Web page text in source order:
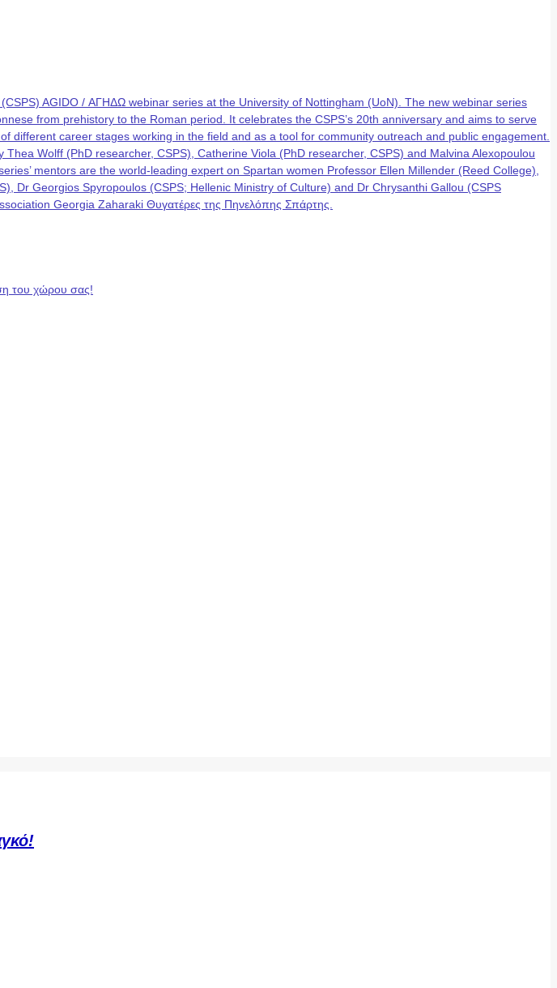
AGIDO / ΑΓΗΔΩ webinar series at the University of Nottingham (UoN). The new webinar series
from prehistory to the Roman period. It celebrates the CSPS’s 20th anniversary and aims to serve
different career stages working in the field and as a tool for community outreach and public engagement.
Wolff (PhD researcher, CSPS), Catherine Viola (PhD researcher, CSPS) and Malvina Alexopoulou
mentors are the world-leading expert on Spartan women Professor Ellen Millender (Reed College),
Dr Georgios Spyropoulos (CSPS; Hellenic Ministry of Culture) and Dr Chrysanthi Gallou (CSPS
Georgia Zaharaki Θυγατέρες της Πηνελόπης Σπάρτης.
του χώρου σας!